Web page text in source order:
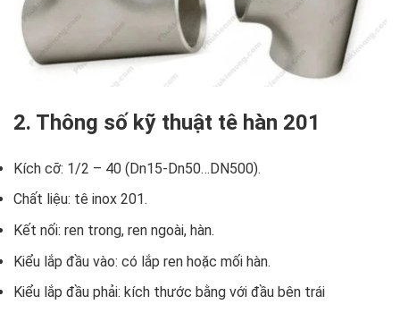
2. Thông số kỹ thuật tê hàn 201
Kích cỡ: 1/2 – 40 (Dn15-Dn50…DN500).
Chất liệu: tê inox 201.
Kết nối: ren trong, ren ngoài, hàn.
Kiểu lắp đầu vào: có lắp ren hoặc mối hàn.
Kiểu lắp đầu phải: kích thước bằng với đầu bên trái